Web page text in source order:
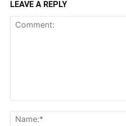
LEAVE A REPLY